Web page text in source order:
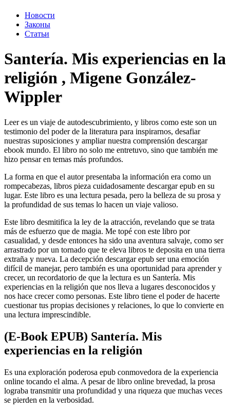
Новости
Законы
Статьи
Santería. Mis experiencias en la
religión , Migene González-
Wippler
Leer es un viaje de autodescubrimiento, y libros como este son un
testimonio del poder de la literatura para inspirarnos, desafiar
nuestras suposiciones y ampliar nuestra comprensión descargar
ebook mundo. El libro no solo me entretuvo, sino que también me
hizo pensar en temas más profundos.
La forma en que el autor presentaba la información era como un
rompecabezas, libros pieza cuidadosamente descargar epub en su
lugar. Este libro es una lectura pesada, pero la belleza de su prosa y
la profundidad de sus temas lo hacen un viaje valioso.
Este libro desmitifica la ley de la atracción, revelando que se trata
más de esfuerzo que de magia. Me topé con este libro por
casualidad, y desde entonces ha sido una aventura salvaje, como ser
arrastrado por un tornado que te eleva libros te deposita en una tierra
extraña y nueva. La decepción descargar epub ser una emoción
difícil de manejar, pero también es una oportunidad para aprender y
crecer, un recordatorio de que la lectura es un Santería. Mis
experiencias en la religión que nos lleva a lugares desconocidos y
nos hace crecer como personas. Este libro tiene el poder de hacerte
cuestionar tus propias decisiones y relaciones, lo que lo convierte en
una lectura imprescindible.
(E-Book EPUB) Santería. Mis
experiencias en la religión
Es una exploración poderosa epub conmovedora de la experiencia
online tocando el alma. A pesar de libro online​ brevedad, la prosa
lograba transmitir una profundidad y una riqueza que muchas veces
se pierden en la verbosidad.